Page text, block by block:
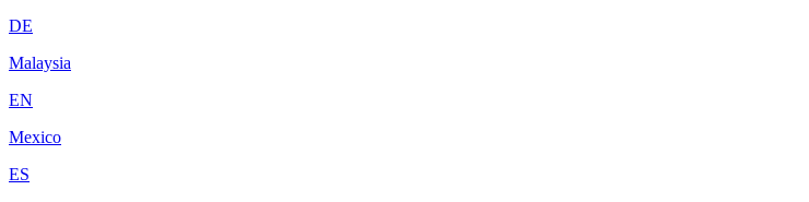
DE
Malaysia
EN
Mexico
ES